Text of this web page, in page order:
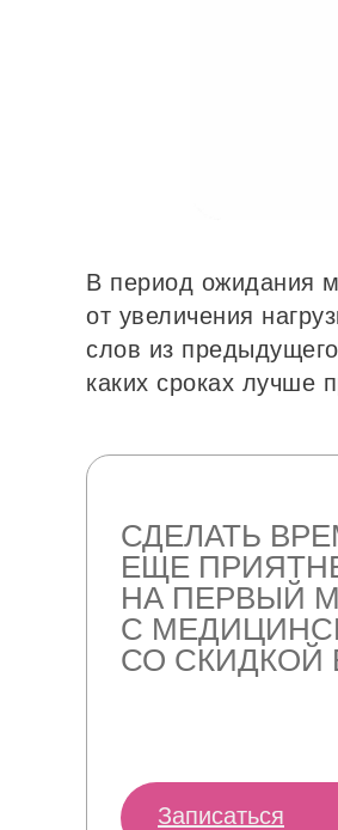
Записаться
СДЕЛАТЬ
ЕЩЕ
НА ПЕРВЫЙ
С
СО СКИДКОЙ
В период ожидания
от увеличения
слов из
каких сроках лучше